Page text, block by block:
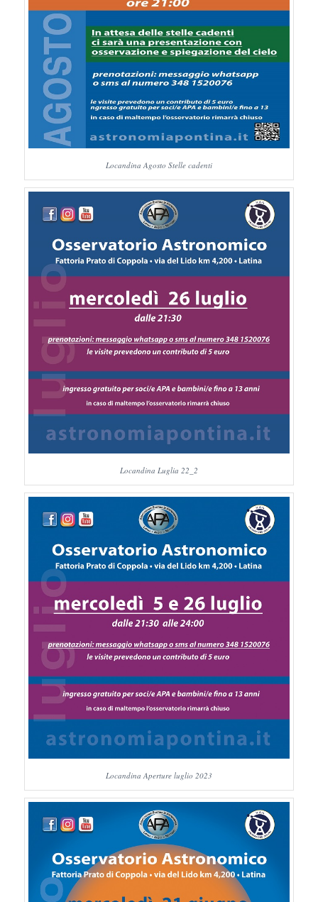
Locandina Agosto Stelle cadenti
Locandina Luglia 22_2
Locandina Aperture luglio 2023